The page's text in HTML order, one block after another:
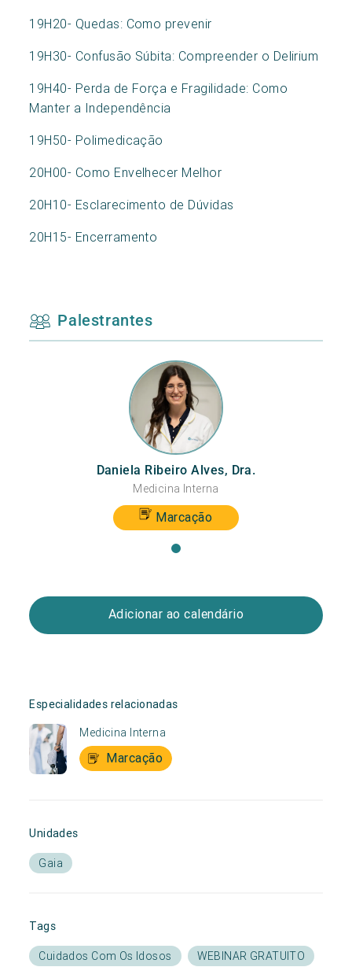
19H20- Quedas: Como prevenir
19H30- Confusão Súbita: Compreender o Delirium
19H40- Perda de Força e Fragilidade: Como
Manter a Independência
19H50- Polimedicação
20H00- Como Envelhecer Melhor
20H10- Esclarecimento de Dúvidas
20H15- Encerramento
Palestrantes
Daniela Ribeiro Alves, Dra.
Medicina Interna
Marcação
Adicionar ao calendário
Especialidades relacionadas
Medicina Interna
Marcação
Unidades
Gaia
Tags
Cuidados Com Os Idosos WEBINAR GRATUITO